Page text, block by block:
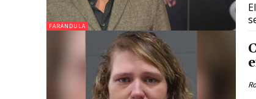
FARÁNDULA